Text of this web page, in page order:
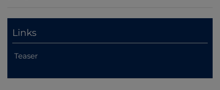
Links
Teaser